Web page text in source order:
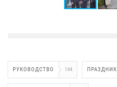
РУКОВОДСТВО 144 ПРАЗДНИК